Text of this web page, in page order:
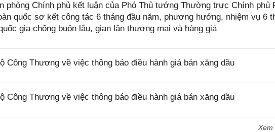
phòng Chính phủ kết luận của Phó Thủ tướng Thường trực Chính phủ
quốc sơ kết công tác 6 tháng đầu năm, phương hướng, nhiệm vụ 6
gia chống buôn lậu, gian lận thương mại và hàng giả
Công Thương về việc thông báo điều hành giá bán xăng dầu
Công Thương về việc thông báo điều hành giá bán xăng dầu
Xem